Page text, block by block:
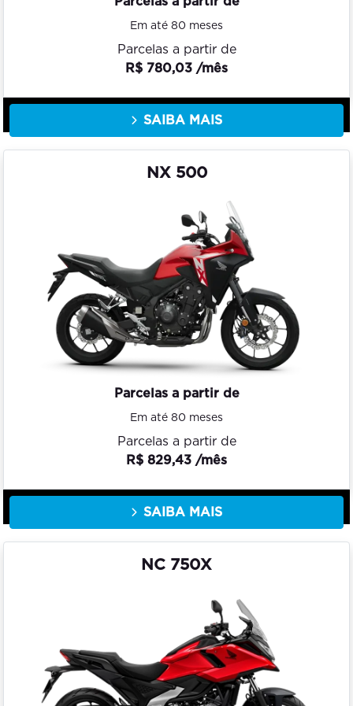
Em até 80 meses
Parcelas a partir de
R$ 780,03 /mês
SAIBA MAIS
NX 500
Parcelas a partir de
Em até 80 meses
Parcelas a partir de
R$ 829,43 /mês
SAIBA MAIS
NC 750X